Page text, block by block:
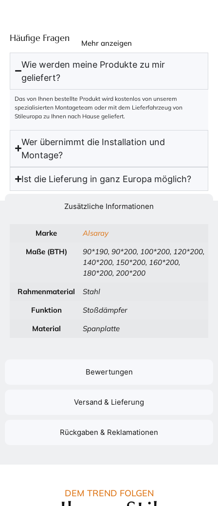
Häufige Fragen Mehr anzeigen
Wie werden meine Produkte zu mir
geliefert?
Das von Ihnen bestellte Produkt wird kostenlos von unserem
spezialisierten Montageteam oder mit dem Lieferfahrzeug von
Stileuropa zu Ihnen nach Hause geliefert.
Wer übernimmt die Installation und
Montage?
Ist die Lieferung in ganz Europa möglich?
Zusätzliche Informationen
Bewertungen
Versand & Lieferung
Rückgaben & Reklamationen
Marke
Alsaray
Maße (BTH)
90*190, 90*200, 100*200, 120*200,
140*200, 150*200, 160*200,
180*200, 200*200
Rahmenmaterial
Stahl
Funktion
Stoßdämpfer
Material
Spanplatte
DEM TREND FOLGEN